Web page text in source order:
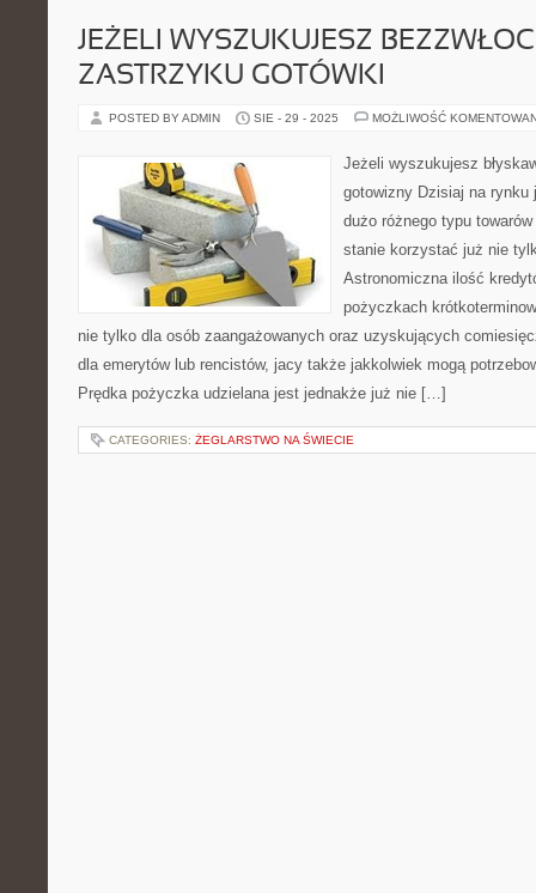
JEŻELI WYSZUKUJESZ
ZASTRZYKU GOTÓWKI
POSTED BY ADMIN SIE - 29 - 2025 MOŻLIWOŚĆ
Jeżeli wyszukujesz
gotowizny Dzisiaj na
dużo różnego typu
stanie korzystać już nie
Astronomiczna ilość
pożyczkach
nie tylko dla osób zaangażowanych oraz uzyskujących
dla emerytów lub rencistów, jacy także jakkolwiek mogą
Prędka pożyczka udzielana jest jednakże już nie […]
CATEGORIES: ŻEGLARSTWO NA ŚWIECIE